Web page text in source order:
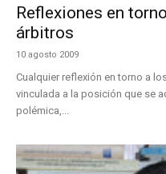
Reflexiones en
árbitros
10 agosto 2009
Cualquier reflexión en torno a
vinculada a la posición que se
polémica,...